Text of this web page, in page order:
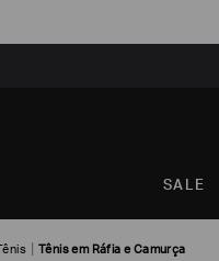
SALE
Tênis Tênis em Ráfia e Camurça